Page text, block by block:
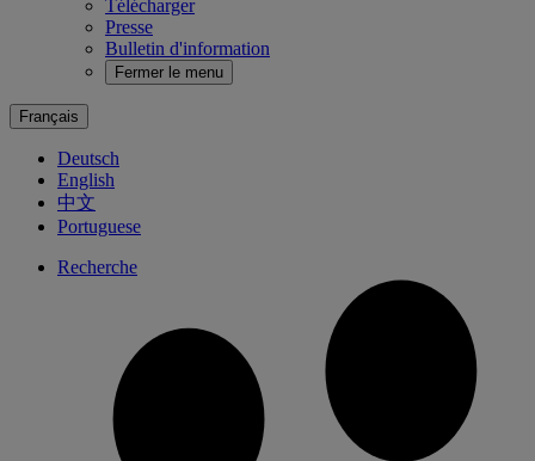
Télécharger
Presse
Bulletin d'information
Fermer le menu
Français
Deutsch
English
中文
Portuguese
Recherche